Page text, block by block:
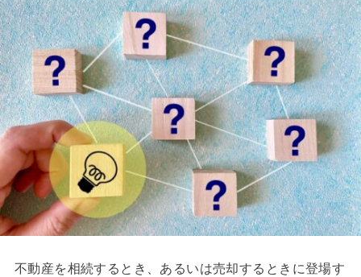
不動産を相続するとき、あるいは売却するときに登場す